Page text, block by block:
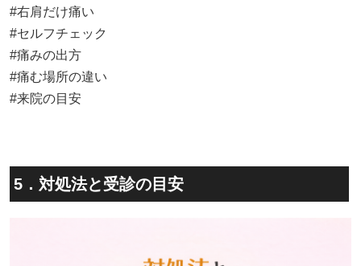
#右肩だけ痛い
#セルフチェック
#痛みの出方
#痛む場所の違い
#来院の目安
5．対処法と受診の目安